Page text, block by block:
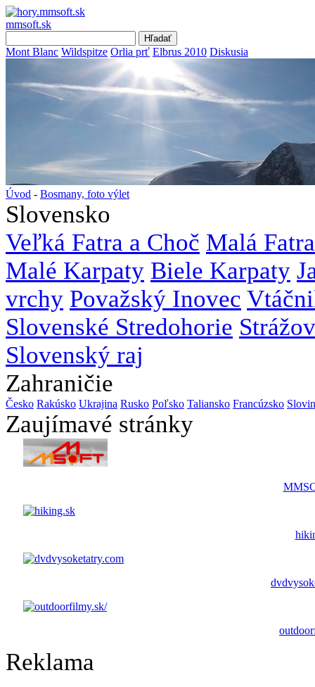
mmsoft.sk
Mont Blanc Wildspitze Orlia prť Elbrus 2010 Diskusia
Úvod - Bosmany, foto výlet
Slovensko
Veľká Fatra a Choč Malá Fatra
Malé Karpaty Biele Karpaty
vrchy Považský Inovec
Slovenské Stredohorie
Slovenský raj
Zahraničie
Česko Rakúsko Ukrajina Rusko Poľsko Taliansko Francúzsko
Zaujímavé stránky
Reklama